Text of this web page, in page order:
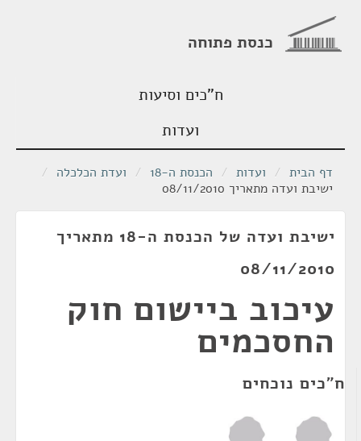
כנסת פתוחה
ח"כים וסיעות
ועדות
דף הבית / ועדות / הכנסת ה-18 / ועדת הכלכלה /
ישיבת ועדה מתאריך 08/11/2010
ישיבת ועדה של הכנסת ה-18 מתאריך
08/11/2010
עיכוב ביישום חוק
החסכמים
ח"כים נוכחים